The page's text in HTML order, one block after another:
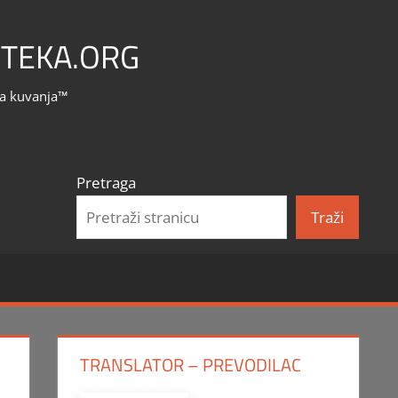
kuvanja™
Pretraga
Traži
TRANSLATOR – PREVODILAC